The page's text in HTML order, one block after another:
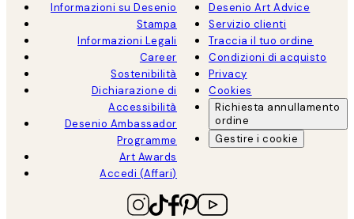
Informazioni su Desenio
Stampa
Informazioni Legali
Career
Sostenibilità
Dichiarazione di
Accessibilità
Desenio Ambassador
Programme
Art Awards
Accedi (Affari)
Desenio Art Advice
Servizio clienti
Traccia il tuo ordine
Condizioni di acquisto
Privacy
Cookies
Richiesta annullamento
ordine
Gestire i cookie